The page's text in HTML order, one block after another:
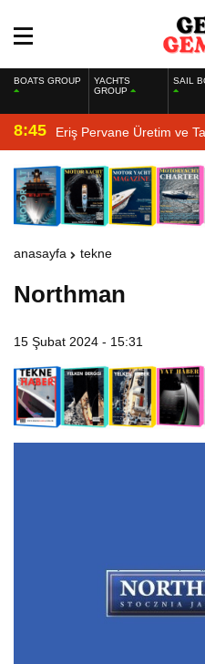
BOATS GROUP
YACHTS
GROUP
SAIL
8:45 Eriş Pervane Üretim ve
anasayfa tekne
Northman
15 Şubat 2024 - 15:31